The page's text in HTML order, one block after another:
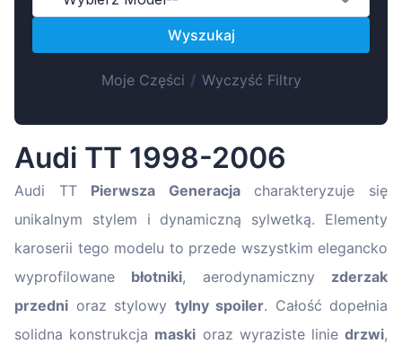
Lietuvių
Slovenian
Latvian
Slovenčina
Wyszukaj
Moje Części / Wyczyść Filtry
Audi TT 1998-2006
Audi TT Pierwsza Generacjacharakteryzuje się
unikalnym stylem i dynamiczną sylwetką. Elementy
karoserii tego modelu to przede wszystkim elegancko
wyprofilowane błotniki, aerodynamiczny zderzak
przedni oraz stylowy tylny spoiler. Całość dopełnia
solidna konstrukcja maski oraz wyraziste liniedrzwi,